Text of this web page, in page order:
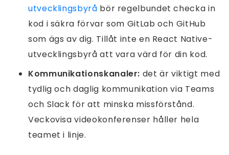
utvecklingsbyrå bör regelbundet checka in
kod i säkra förvar som GitLab och GitHub
som ägs av dig. Tillåt inte en React Native-
utvecklingsbyrå att vara värd för din kod.
Kommunikationskanaler: det är viktigt med
tydlig och daglig kommunikation via Teams
och Slack för att minska missförstånd.
Veckovisa videokonferenser håller hela
teamet i linje.